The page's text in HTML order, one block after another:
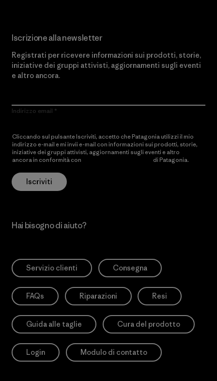
Iscrizione alla newsletter
Registrati per ricevere informazioni sui prodotti, storie,
iniziative dei gruppi attivisti, aggiornamenti sugli eventi
e altro ancora.
Indirizzo email
Cliccando sul pulsante Iscriviti, accetto che Patagonia utilizzi il mio
indirizzo e-mail e mi invii e-mail con informazioni sui prodotti, storie,
iniziative dei gruppi attivisti, aggiornamenti sugli eventi e altro
ancora in conformità con
di Patagonia.
Iscriviti
Hai bisogno di aiuto?
Servizio clienti Consegna
FAQs Riparazioni Resi
Guida alle taglie Cura del prodotto
Login Modulo di contatto